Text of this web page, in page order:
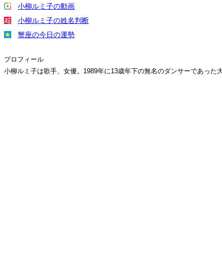
小柳ルミ子の動画
小柳ルミ子の姓名判断
蟹座の今日の運勢
プロフィール
小柳ルミ子は歌手、女優。1989年に13歳年下の無名のダンサーであった